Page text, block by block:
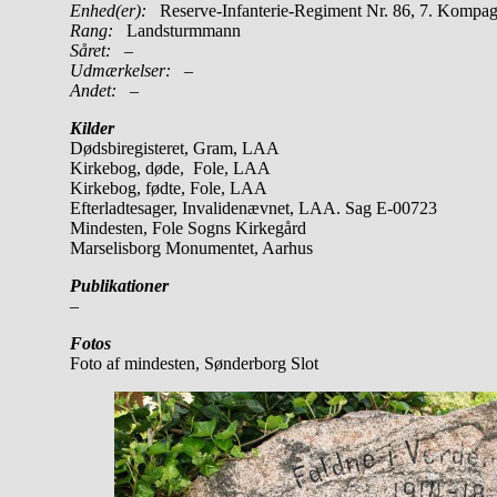
Enhed(er):
Reserve-Infanterie-Regiment Nr. 86, 7.
Rang:
Landsturmmann
Såret: –
Udmærkelser: –
Andet: –
Kilder
Dødsbiregisteret, Gram, LAA
Kirkebog, døde, Fole, LAA
Kirkebog, fødte, Fole, LAA
Efterladtesager, Invalidenævnet, LAA. Sag E-00723
Mindesten, Fole Sogns Kirkegård
Marselisborg Monumentet, Aarhus
Publikationer
–
Fotos
Foto af mindesten, Sønderborg Slot